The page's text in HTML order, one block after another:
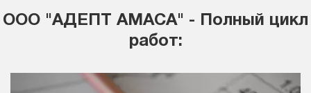
ООО "АДЕПТ АМАСА" - Полный цикл
работ: